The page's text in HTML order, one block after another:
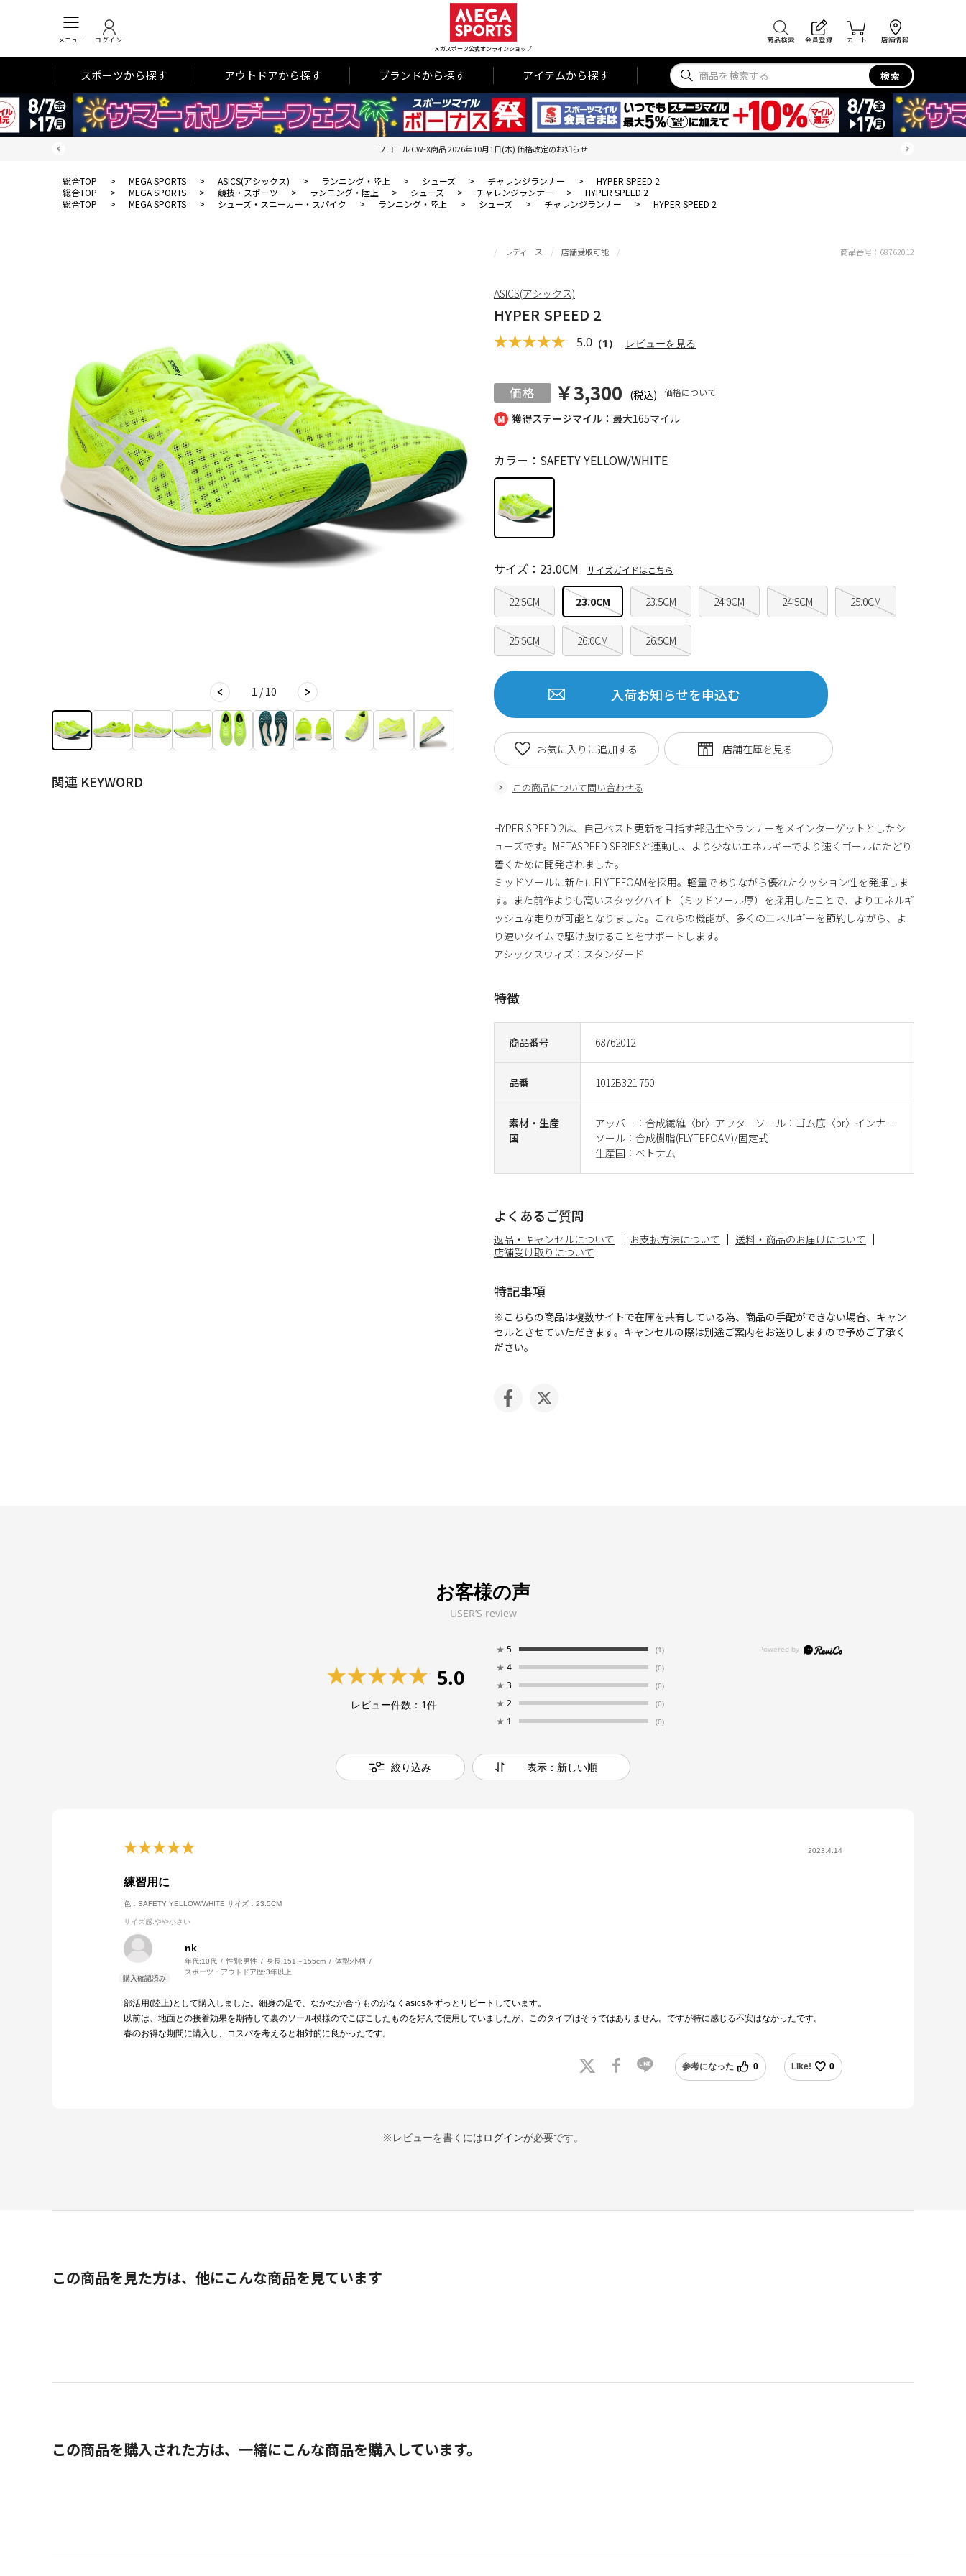
メニュー ログイン
メガスポーツ公式オンラインショップ
商品検索 会員登録 カート 店舗情報
スポーツから探す アウトドアから探す ブランドから探す アイテムから探す 検索
ワコール CW-X商品 2026年10月1日(木) 価格改定のお知らせ
総合TOP > MEGA SPORTS > ASICS(アシックス) > ランニング・陸上 > シューズ > チャレンジランナー >
HYPER SPEED 2
総合TOP
> MEGA SPORTS > 競技・スポーツ > ランニング・陸上 > シューズ > チャレンジランナー >
HYPER SPEED 2
総合TOP
> MEGA SPORTS > シューズ・スニーカー・スパイク > ランニング・陸上 > シューズ > チャレンジランナー > HYPER SPEED 2
1 / 10
関連 KEYWORD
獲得ステージマイル：最大165マイル
レディース 店舗受取可能
HYPER SPEED 2
5.0 （1） レビューを見る
￥3,300 (税込) 価格について
商品番号 68762012
品番 1012B321.750
素材・生産
国
アッパー：合成繊維〈br〉アウターソール：ゴム底〈br〉インナー
ソール：合成樹脂(FLYTEFOAM)/固定式
生産国：ベトナム
カラー：SAFETY YELLOW/WHITE
22.5CM 23.0CM 23.5CM 24.0CM 24.5CM 25.0CM
25.5CM 26.0CM 26.5CM
サイズ：23.0CM サイズガイドはこちら
入荷お知らせを申込む
この商品について問い合わせる
お気に入りに追加する
商品番号： 68762012
ASICS(アシックス)
HYPER SPEED 2は、自己ベスト更新を目指す部活生やランナーをメインターゲットとしたシ
ューズです。METASPEED SERIESと連動し、より少ないエネルギーでより速くゴールにたどり
着くために開発されました。
ミッドソールに新たにFLYTEFOAMを採用。軽量でありながら優れたクッション性を発揮しま
す。また前作よりも高いスタックハイト（ミッドソール厚）を採用したことで、よりエネルギ
ッシュな走りが可能となりました。これらの機能が、多くのエネルギーを節約しながら、よ
り速いタイムで駆け抜けることをサポートします。
アシックスウィズ：スタンダード
特徴
よくあるご質問
返品・キャンセルについて お支払方法について
送料・商品のお届けについて
店舗受け取りについて
特記事項
※こちらの商品は複数サイトで在庫を共有している為、商品の手配ができない場合、キャン
セルとさせていただきます。キャンセルの際は別途ご案内をお送りしますので予めご了承く
ださい。
お客様の声
USER’S review
5.0
レビュー件数： 1件
★ 5 (1)
★ 4 (0)
★ 3 (0)
★ 2 (0)
★ 1 (0)
絞り込み 表示：新しい順
2023.4.14
練習用に
色：SAFETY YELLOW/WHITE サイズ：23.5CM
サイズ感:やや小さい
nk
年代:10代 性別:男性 身長:151～155cm 体型:小柄
スポーツ・アウトドア歴:3年以上
部活用(陸上)として購入しました。細身の足で、なかなか合うものがなくasicsをずっとリピートしています。
以前は、地面との接着効果を期待して裏のソール模様のでこぼこしたものを好んで使用していましたが、このタイプはそうではありません。ですが特に感じる不安はなかったです。
春のお得な期間に購入し、コスパを考えると相対的に良かったです。
参考になった 0 Like! 0
※レビューを書くにはログインが必要です。
この商品を見た方は、他にこんな商品を見ています
この商品を購入された方は、一緒にこんな商品を購入しています。